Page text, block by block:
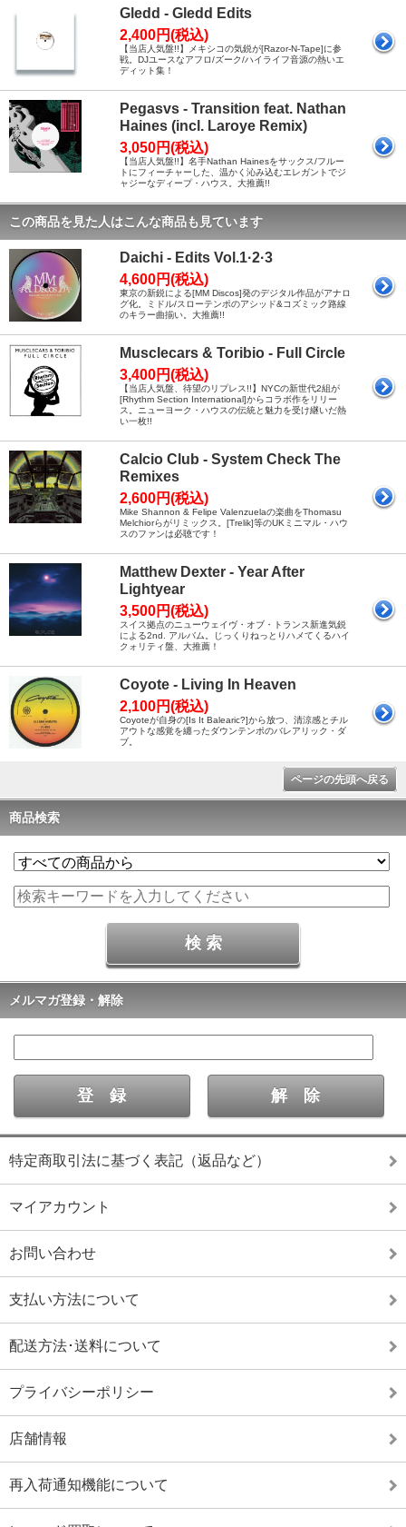
Gledd - Gledd Edits
2,400円(税込)
【当店人気盤!!】メキシコの気鋭が[Razor-N-Tape]に参
戦。DJユースなアフロ/ズーク/ハイライフ音源の熱いエ
ディット集！
Pegasvs - Transition feat. Nathan
Haines (incl. Laroye Remix)
3,050円(税込)
【当店人気盤!!】名手Nathan Hainesをサックス/フルー
トにフィーチャーした、温かく沁み込むエレガントでジ
ャジーなディープ・ハウス。大推薦!!
この商品を見た人はこんな商品も見ています
Daichi - Edits Vol.1·2·3
4,600円(税込)
東京の新鋭による[MM Discos]発のデジタル作品がアナロ
グ化。ミドル/スローテンポのアシッド&コズミック路線
のキラー曲揃い。大推薦!!
Musclecars & Toribio - Full Circle
3,400円(税込)
【当店人気盤、待望のリプレス!!】NYCの新世代2組が
[Rhythm Section International]からコラボ作をリリー
ス。ニューヨーク・ハウスの伝統と魅力を受け継いだ熱
い一枚!!
Calcio Club - System Check The
Remixes
2,600円(税込)
Mike Shannon & Felipe Valenzuelaの楽曲をThomasu
Melchiorらがリミックス。[Trelik]等のUKミニマル・ハウ
スのファンは必聴です！
Matthew Dexter - Year After
Lightyear
3,500円(税込)
スイス拠点のニューウェイヴ・オブ・トランス新進気鋭
による2nd. アルバム。じっくりねっとりハメてくるハイ
クォリティ盤、大推薦！
Coyote - Living In Heaven
2,100円(税込)
Coyoteが自身の[Is It Balearic?]から放つ、清涼感とチル
アウトな感覚を纏ったダウンテンポのバレアリック・ダ
ブ。
ページの先頭へ戻る
商品検索
メルマガ登録・解除
特定商取引法に基づく表記（返品など）
マイアカウント
お問い合わせ
支払い方法について
配送方法･送料について
プライバシーポリシー
店舗情報
再入荷通知機能について